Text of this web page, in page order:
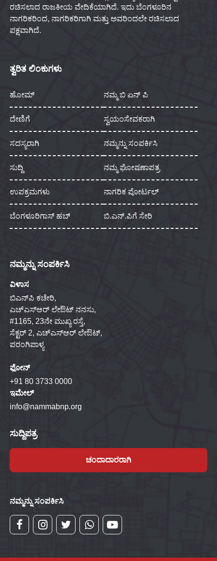
ರಚಿಸಲಾದ ರಾಜಕೀಯ ವೇದಿಕೆಯಾಗಿದೆ. ಇದು ಬೆಂಗಳೂರಿನ
ನಾಗರಿಕರಿಂದ, ನಾಗರಿಕರಿಗಾಗಿ ಮತ್ತು ಅವರಿಂದಲೇ ರಚಿಸಲಾದ
ಪಕ್ಷವಾಗಿದೆ.
ತ್ವರಿತ ಲಿಂಕುಗಳು
ಹೋಮ್ ನಮ್ಮ ಬಿ ಏನ್ ಪಿ
ದೇಣಿಗೆ ಸ್ವಯಂಸೇವಕರಾಗಿ
ಸದಸ್ಯರಾಗಿ ನಮ್ಮನ್ನು ಸಂಪರ್ಕಿಸಿ
ಸುದ್ದಿ ನಮ್ಮ ಘೋಷಣಾಪತ್ರ
ಉಪಕ್ರಮಗಳು ನಾಗರಿಕ ಪೋರ್ಟಲ್
ಬೆಂಗಳೂರಿಗಾಸ್ ಹಬ್ ಬಿ.ಎನ್.ಪಿಗೆ ಸೇರಿ
ನಮ್ಮನ್ನು ಸಂಪರ್ಕಿಸಿ
ವಿಳಾಸ
ಬಿಎನ್‌ಪಿ ಕಚೇರಿ,
ಎಚ್‌ಎಸ್‌ಆರ್ ಲೇಔಟ್ ನನಸು,
#1165, 23ನೇ ಮುಖ್ಯ ರಸ್ತೆ,
ಸೆಕ್ಟರ್ 2, ಎಚ್‌ಎಸ್‌ಆರ್ ಲೇಔಟ್,
ಪರಂಗಿಪಾಳ್ಯ
ಫೋನ್
+91 80 3733 0000
ಇಮೇಲ್
info@nammabnp.org
ಸುದ್ದಿಪತ್ರ
ಚಂದಾದಾರರಾಗಿ
ನಮ್ಮನ್ನು ಸಂಪರ್ಕಿಸಿ